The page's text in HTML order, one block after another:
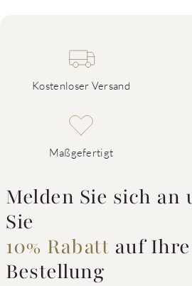
Kostenloser Versand
Maßgefertigt
Melden Sie sich
Sie
10% Rabatt auf
Bestellung